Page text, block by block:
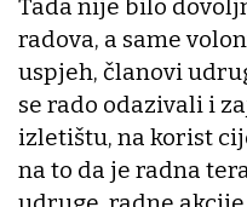
Tada nije bilo
radova, a same
uspjeh, članovi
se rado odazivali i
izletištu, na korist
na to da je radna